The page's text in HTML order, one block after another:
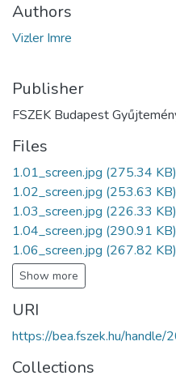
Authors
Vizler Imre
Publisher
FSZEK Budapest
Files
1.01_screen.jpg (275.34 KB)
1.02_screen.jpg (253.63 KB)
1.03_screen.jpg (226.33 KB)
1.04_screen.jpg (290.91 KB)
1.06_screen.jpg (267.82 KB)
Show more
URI
https://bea.fszek.hu/
Collections